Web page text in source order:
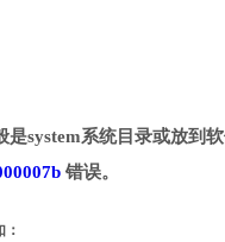
system系统目录或放到
错误。